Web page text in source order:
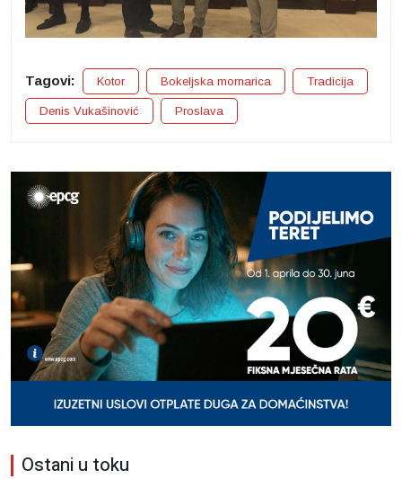
Tagovi: Kotor Bokeljska mornarica Tradicija
Denis Vukašinović Proslava
Ostani u toku